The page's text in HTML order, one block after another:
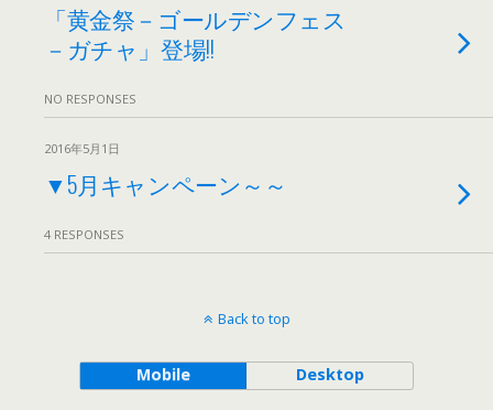
「黄金祭－ゴールデンフェス
－ガチャ」登場!!
NO RESPONSES
2016年5月1日
▼5月キャンペーン～～
4 RESPONSES
Back to top
Mobile Desktop